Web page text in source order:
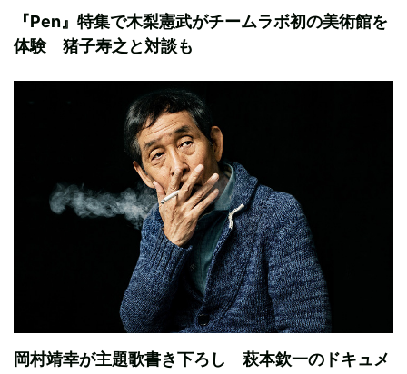
『Pen』特集で木梨憲武がチームラボ初の美術館を
体験 猪子寿之と対談も
岡村靖幸が主題歌書き下ろし 萩本欽一のドキュメ